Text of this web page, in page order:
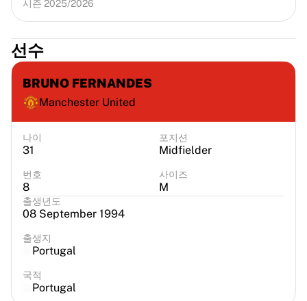
시즌 2025/2026
선수
BRUNO FERNANDES
Manchester United
나이
31
포지션
Midfielder
번호
8
사이즈
M
출생년도
08 September 1994
출생지
Portugal
국적
Portugal